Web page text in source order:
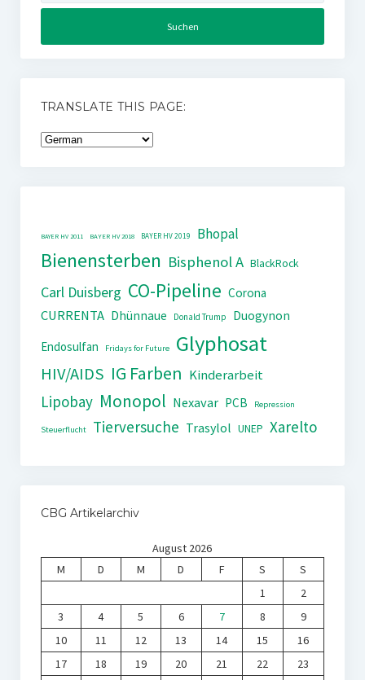
TRANSLATE THIS PAGE:
BAYER HV 2011 BAYER HV 2018 BAYER HV 2019 Bhopal
Bienensterben Bisphenol A BlackRock
Carl Duisberg CO-Pipeline Corona
CURRENTA Dhünnaue Donald Trump
Duogynon
Endosulfan
Fridays for Future Glyphosat
HIV/AIDS IG Farben Kinderarbeit
Lipobay Monopol Nexavar PCB Repression
Steuerflucht Tierversuche Trasylol UNEP Xarelto
CBG Artikelarchiv
August 2026
M
D M D F S
S
1
2
3
4 5 6 7 8
9
10
11 12 13 14 15
16
17
18 19 20 21 22 23